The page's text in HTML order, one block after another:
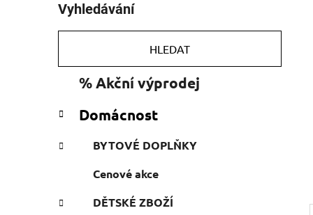
o
s
r
n
í
n
Vyhledávání
HLEDAT
kategorie
e
o
e
% Akční výprodej
Domácnost
BYTOVÉ DOPLŇKY
Cenové akce
DĚTSKÉ ZBOŽÍ